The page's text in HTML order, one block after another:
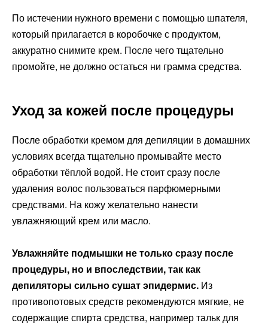
По истечении нужного времени с помощью шпателя,
который прилагается в коробочке с продуктом,
аккуратно снимите крем. После чего тщательно
промойте, не должно остаться ни грамма средства.
Уход за кожей после процедуры
После обработки кремом для депиляции в домашних
условиях всегда тщательно промывайте место
обработки тёплой водой. Не стоит сразу после
удаления волос пользоваться парфюмерными
средствами. На кожу желательно нанести
увлажняющий крем или масло.
Увлажняйте подмышки не только сразу после
процедуры, но и впоследствии, так как
депиляторы сильно сушат эпидермис. Из
противопотовых средств рекомендуются мягкие, не
содержащие спирта средства, например тальк для